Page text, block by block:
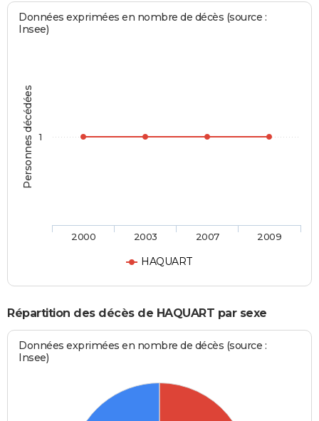
Personnes décédées
Données exprimées en nombre de décès (source :
Insee)
HAQUART
2000 2003 2007 2009
1
Répartition des décès de HAQUART par sexe
Données exprimées en nombre de décès (source :
Insee)